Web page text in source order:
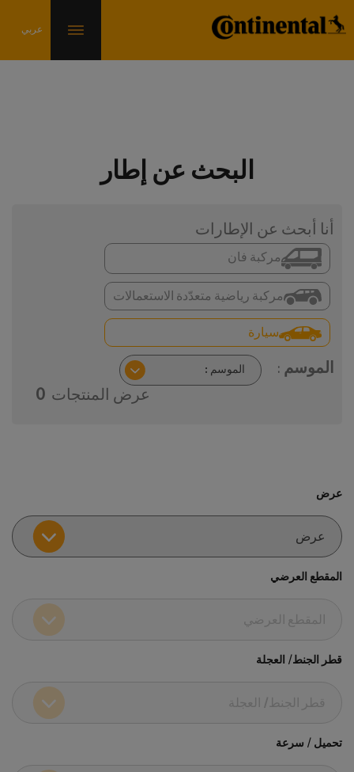
البحث عن إطار
أنا أبحث عن الإطارات
سيارة
مركبة رياضية متعدّدة الاستعمالات
مركبة فان
الموسم :
عرض المنتجات 0
عرض
المقطع العرضي
قطر الجنط/ العجلة
تحميل / سرعة